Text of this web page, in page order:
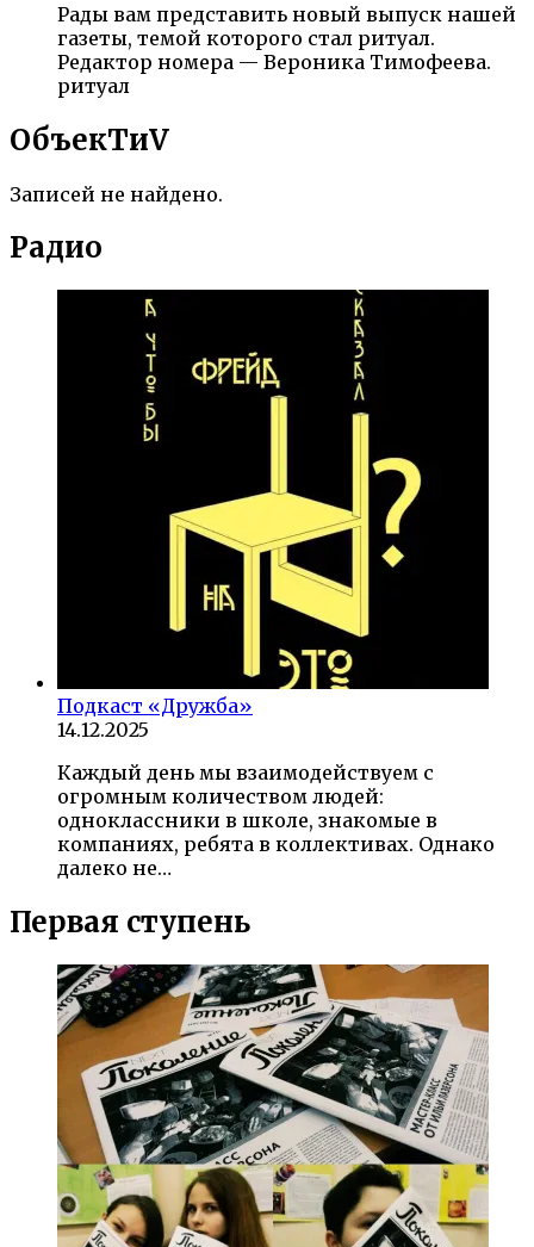
Рады вам представить новый выпуск нашей
газеты, темой которого стал ритуал.
Редактор номера — Вероника Тимофеева.
ритуал
ОбъекTиV
Записей не найдено.
Радио
Подкаст «Дружба»
14.12.2025
Каждый день мы взаимодействуем с
огромным количеством людей:
одноклассники в школе, знакомые в
компаниях, ребята в коллективах. Однако
далеко не…
Первая ступень